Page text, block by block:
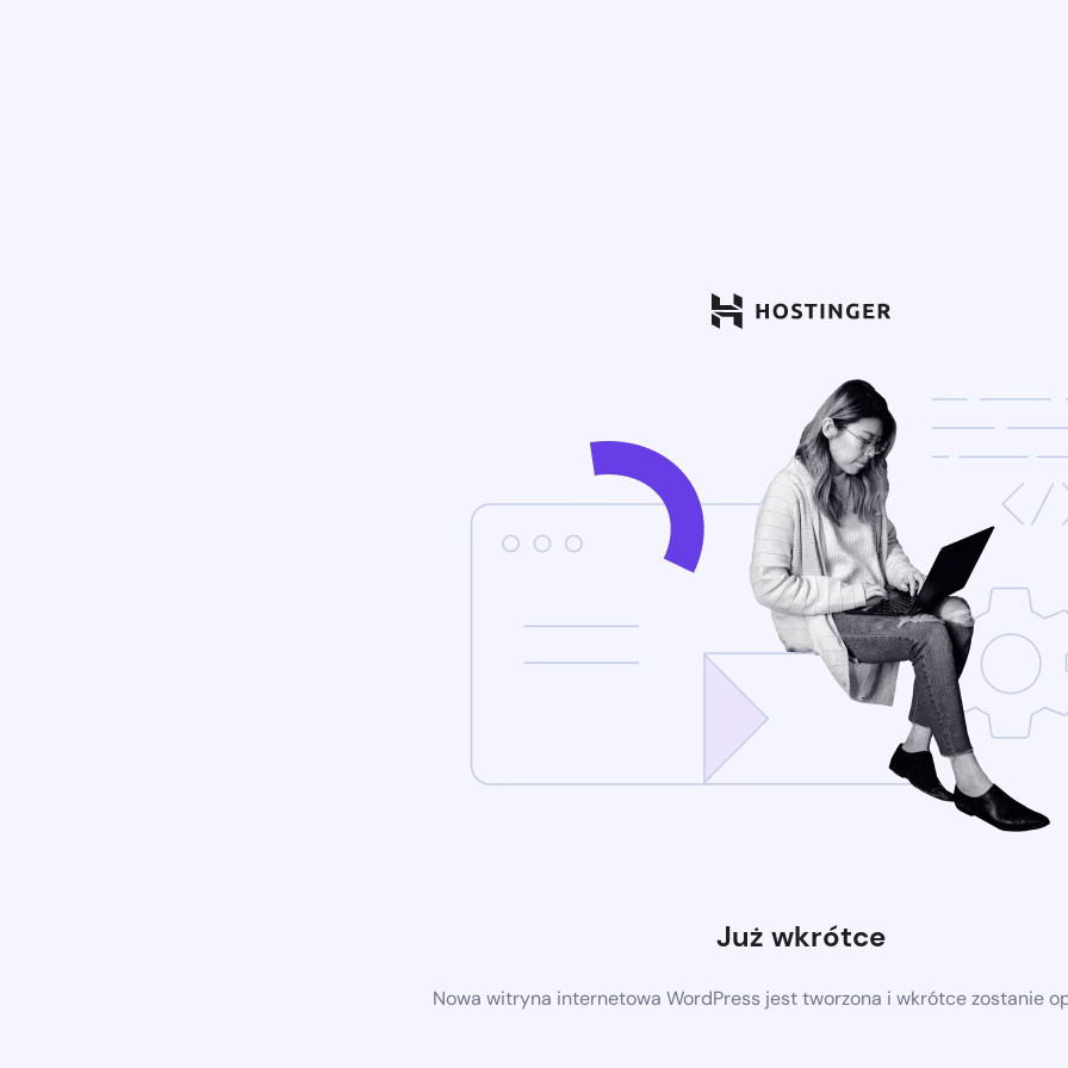
Już wkrótce
Nowa witryna internetowa WordPress jest tworzona i wkrótce zostanie